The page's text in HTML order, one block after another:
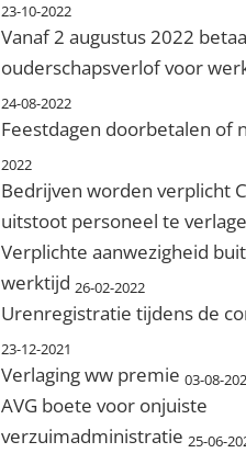
23-10-2022
Vanaf 2 augustus 2022
ouderschapsverlof voor
24-08-2022
Feestdagen doorbetalen of
2022
Bedrijven worden verplicht
uitstoot personeel te
Verplichte aanwezigheid
werktijd 26-02-2022
Urenregistratie tijdens de
23-12-2021
Verlaging ww premie 03-08-
AVG boete voor onjuiste
verzuimadministratie 25-06-